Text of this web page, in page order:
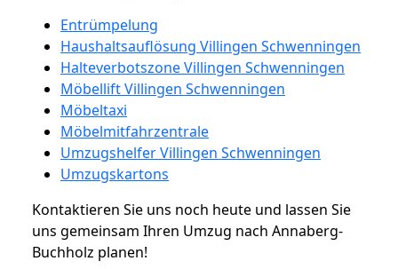
Entrümpelung
Haushaltsauflösung Villingen Schwenningen
Halteverbotszone Villingen Schwenningen
Möbellift Villingen Schwenningen
Möbeltaxi
Möbelmitfahrzentrale
Umzugshelfer Villingen Schwenningen
Umzugskartons
Kontaktieren Sie uns noch heute und lassen Sie
uns gemeinsam Ihren Umzug nach Annaberg-
Buchholz planen!